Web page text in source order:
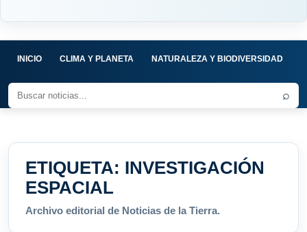
INICIO CLIMA Y PLANETA NATURALEZA Y BIODIVERSIDAD
⌕
ETIQUETA: INVESTIGACIÓN
ESPACIAL
Archivo editorial de Noticias de la Tierra.